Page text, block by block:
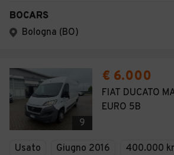
BOCARS
Bologna (BO)
9
€ 6.000
FIAT DUCATO
EURO 5B
Usato Giugno 2016 400.000